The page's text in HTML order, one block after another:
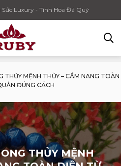
Luxury - Tinh Hoa Đá Quý
THỦY MỆNH THỦY – CẨM NANG TOÀN
ĐÚNG CÁCH
THỦY MỆNH